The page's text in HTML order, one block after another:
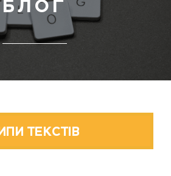
БЛОГ
ТЕКСТІВ